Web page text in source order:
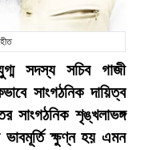
সদস্য সচিব গাজী
সাংগঠনিক দায়িত্ব
সাংগঠনিক শৃঙ্খলাভঙ্গ
ক্ষুণ্ন হয় এমন